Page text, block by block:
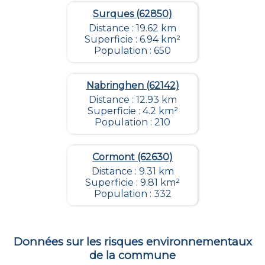
Surques (62850)
Distance : 19.62 km
Superficie : 6.94 km²
Population : 650
Nabringhen (62142)
Distance : 12.93 km
Superficie : 4.2 km²
Population : 210
Cormont (62630)
Distance : 9.31 km
Superficie : 9.81 km²
Population : 332
Données sur les risques environnementaux
de la commune